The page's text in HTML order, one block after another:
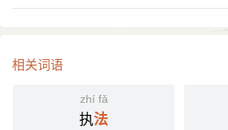
相关词语
zhí fǎ
执法